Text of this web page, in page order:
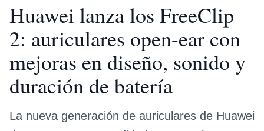
Huawei lanza los FreeClip
2: auriculares open-ear con
mejoras en diseño, sonido y
duración de batería
La nueva generación de auriculares de Huawei